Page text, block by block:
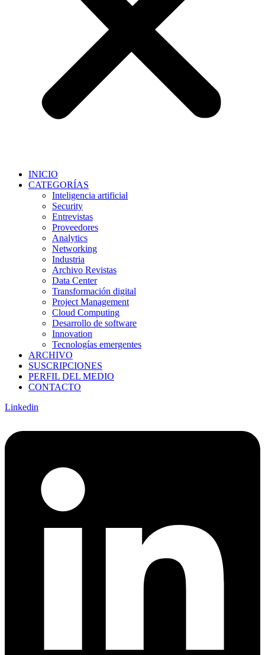
INICIO
CATEGORÍAS
Inteligencia artificial
Security
Entrevistas
Proveedores
Analytics
Networking
Industria
Archivo Revistas
Data Center
Transformación digital
Project Management
Cloud Computing
Desarrollo de software
Innovation
Tecnologías emergentes
ARCHIVO
SUSCRIPCIONES
PERFIL DEL MEDIO
CONTACTO
Linkedin